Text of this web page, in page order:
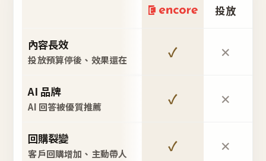
投放
內容長效
投放預算停後、效果還在 ✓ ✕
AI 品牌
AI 回答被優質推薦 ✓ ✕
回購裂變
客戶回購增加、主動帶人 ✓ ✕